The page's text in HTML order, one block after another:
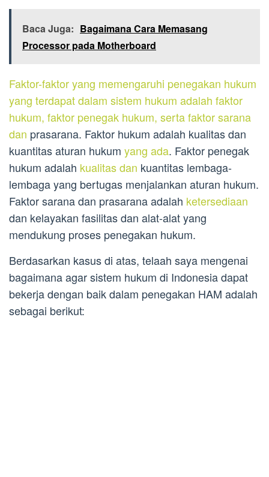
Baca Juga: Bagaimana Cara Memasang
Processor pada Motherboard
Faktor-faktor yang memengaruhi penegakan hukum
yang terdapat dalam sistem hukum adalah faktor
hukum, faktor penegak hukum, serta faktor sarana
dan prasarana. Faktor hukum adalah kualitas dan
kuantitas aturan hukum yang ada. Faktor penegak
hukum adalah kualitas dan kuantitas lembaga-
lembaga yang bertugas menjalankan aturan hukum.
Faktor sarana dan prasarana adalah ketersediaan
dan kelayakan fasilitas dan alat-alat yang
mendukung proses penegakan hukum.
Berdasarkan kasus di atas, telaah saya mengenai
bagaimana agar sistem hukum di Indonesia dapat
bekerja dengan baik dalam penegakan HAM adalah
sebagai berikut: